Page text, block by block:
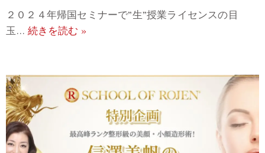
２０２４年帰国セミナーで”生”授業ライセンスの目
玉… 続きを読む »